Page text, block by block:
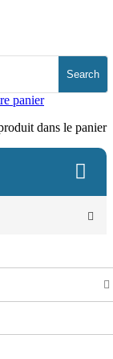
Search
panier
dans le panier